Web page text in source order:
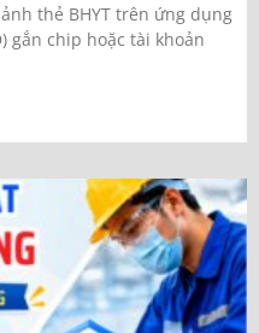
thẻ BHYT trên ứng dụng
gắn chip hoặc tài khoản